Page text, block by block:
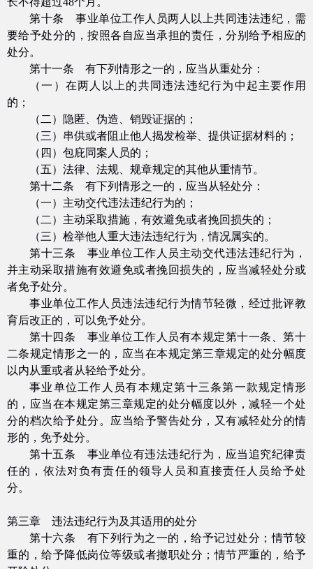
第十条 事业单位工作人员两人以上共同违法违纪，需
要给予处分的，按照各自应当承担的责任，分别给予相应的
处分。
第十一条 有下列情形之一的，应当从重处分：
（一）在两人以上的共同违法违纪行为中起主要作用
的；
（二）隐匿、伪造、销毁证据的；
（三）串供或者阻止他人揭发检举、提供证据材料的；
（四）包庇同案人员的；
（五）法律、法规、规章规定的其他从重情节。
第十二条 有下列情形之一的，应当从轻处分：
（一）主动交代违法违纪行为的；
（二）主动采取措施，有效避免或者挽回损失的；
（三）检举他人重大违法违纪行为，情况属实的。
第十三条 事业单位工作人员主动交代违法违纪行为，
并主动采取措施有效避免或者挽回损失的，应当减轻处分或
者免予处分。
事业单位工作人员违法违纪行为情节轻微，经过批评教
育后改正的，可以免予处分。
第十四条 事业单位工作人员有本规定第十一条、第十
二条规定情形之一的，应当在本规定第三章规定的处分幅度
以内从重或者从轻给予处分。
事业单位工作人员有本规定第十三条第一款规定情形
的，应当在本规定第三章规定的处分幅度以外，减轻一个处
分的档次给予处分。应当给予警告处分，又有减轻处分的情
形的，免予处分。
第十五条 事业单位有违法违纪行为，应当追究纪律责
任的，依法对负有责任的领导人员和直接责任人员给予处
分。
第三章 违法违纪行为及其适用的处分
第十六条 有下列行为之一的，给予记过处分；情节较
重的，给予降低岗位等级或者撤职处分；情节严重的，给予